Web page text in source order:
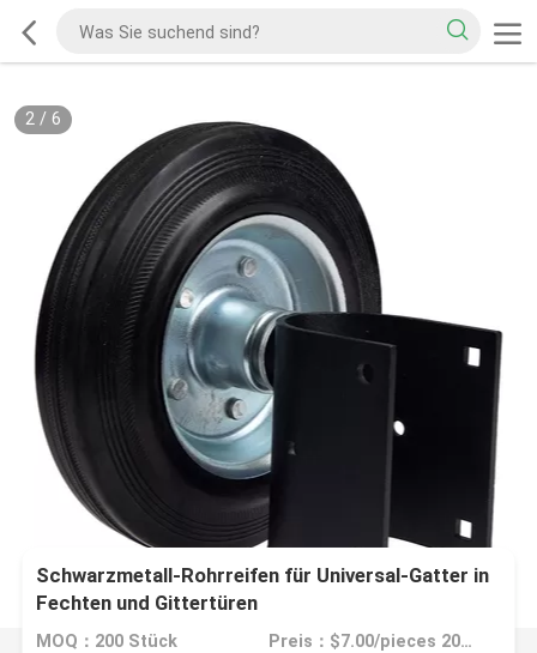
2/ 6
Schwarzmetall-Rohrreifen für Universal-Gatter in
Fechten und Gittertüren
MOQ：200 Stück Preis：$7.00/pieces 200-9999 pieces